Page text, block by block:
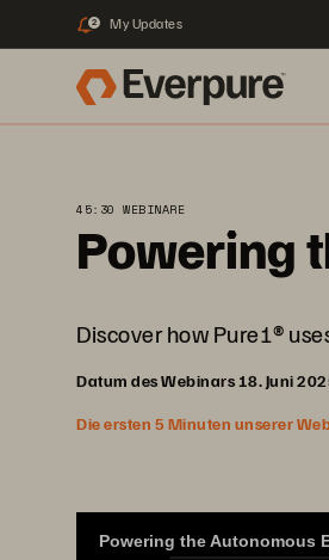
2 My Updates
45:30 WEBINARE
Powering
Discover how Pure1®
Datum des Webinars 18. Juni
Die ersten 5 Minuten unserer
Powering the Autonomous